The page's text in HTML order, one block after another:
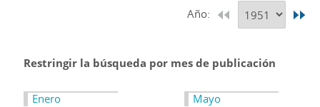
Año:
Restringir la búsqueda por mes de publicación
Enero
Mayo